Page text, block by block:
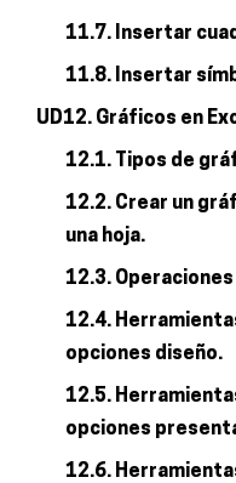
11.7. Insertar
11.8. Insertar
UD12. Gráficos en
12.1. Tipos de
12.2. Crear un
una hoja.
12.3.
12.4.
opciones diseño.
12.5.
opciones
12.6.